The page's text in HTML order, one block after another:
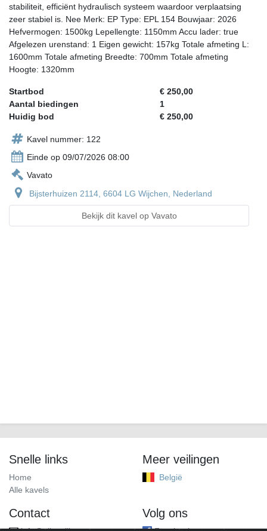
stabiliteit, efficiënt hydraulisch systeem waardoor verplaatsing
zeer stabiel is. Nee Merk: EP Type: EPL 154 Bouwjaar: 2026
Hefvermogen: 1500kg Lepellengte: 1150mm Accu lader: true
Afgelezen urenstand: 1 Eigen gewicht: 157kg Totale afmeting L:
1600mm Totale afmeting Breedte: 700mm Totale afmeting
Hoogte: 1320mm
Startbod
€ 250,00
Aantal biedingen
1
Huidig bod
€ 250,00
Kavel nummer: 122
Einde op 09/07/2026 08:00
Vavato
Bijsterhuizen 2114, 6604 LG Wijchen, Nederland
Bekijk dit kavel op Vavato
Snelle links
Home
Alle kavels
Meer veilingen
België
Contact Volg ons